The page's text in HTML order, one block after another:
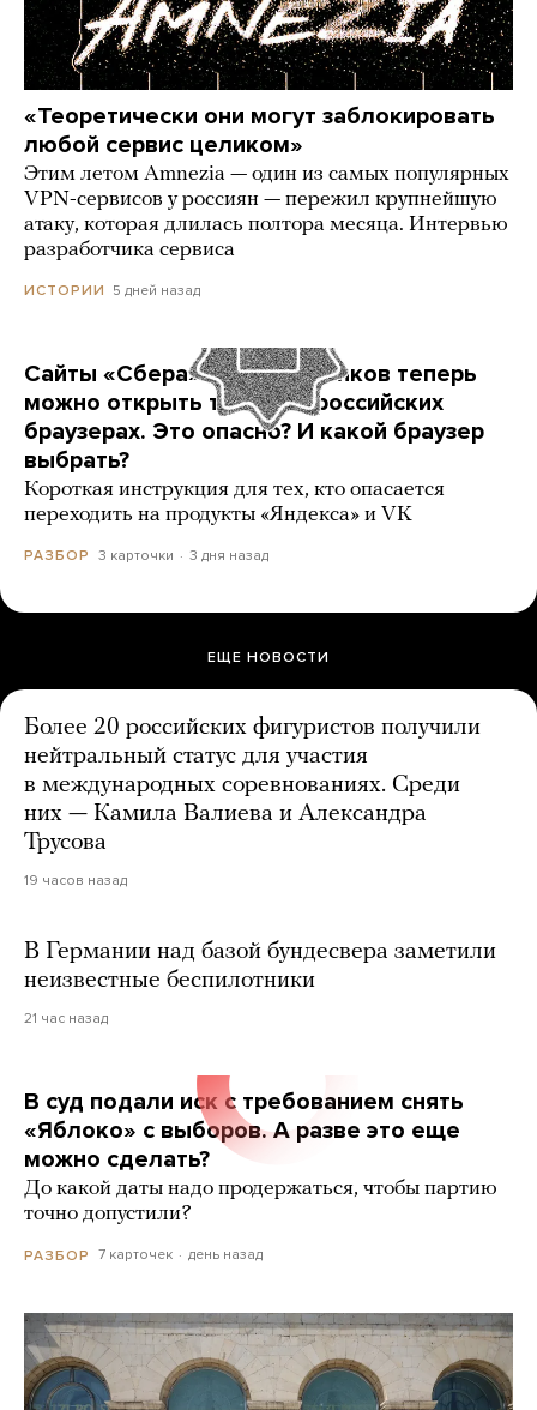
«Теоретически они могут заблокировать
любой сервис целиком»
Этим летом Amnezia — один из самых популярных
VPN-сервисов у россиян — пережил крупнейшую
атаку, которая длилась полтора месяца. Интервью
разработчика сервиса
ИСТОРИИ 5 дней назад
Сайты «Сбера» и других банков теперь
можно открыть только в российских
браузерах. Это опасно? И какой браузер
выбрать?
Короткая инструкция для тех, кто опасается
переходить на продукты «Яндекса» и VK
РАЗБОР 3 карточки 3 дня назад
ЕЩЕ НОВОСТИ
Более 20 российских фигуристов получили
нейтральный статус для участия
в международных соревнованиях. Среди
них — Камила Валиева и Александра
Трусова
19 часов назад
В Германии над базой бундесвера заметили
неизвестные беспилотники
21 час назад
В суд подали иск с требованием снять
«Яблоко» с выборов. А разве это еще
можно сделать?
До какой даты надо продержаться, чтобы партию
точно допустили?
РАЗБОР 7 карточек день назад